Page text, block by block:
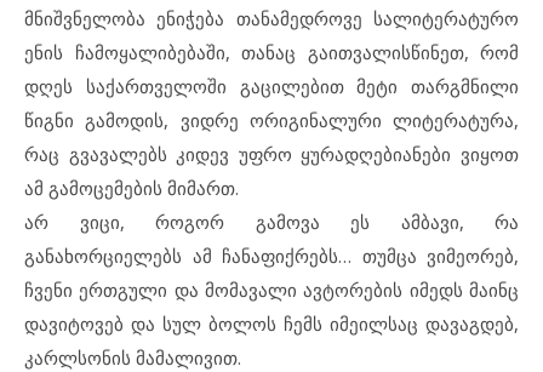
მნიშვნელობა ენიჭება თანამედროვე სალიტერატურო
ენის ჩამოყალიბებაში, თანაც გაითვალისწინეთ, რომ
დღეს საქართველოში გაცილებით მეტი თარგმნილი
წიგნი გამოდის, ვიდრე ორიგინალური ლიტერატურა,
რაც გვავალებს კიდევ უფრო ყურადღებიანები ვიყოთ
ამ გამოცემების მიმართ.
არ ვიცი, როგორ გამოვა ეს ამბავი, რა
განახორციელებს ამ ჩანაფიქრებს… თუმცა ვიმეორებ,
ჩვენი ერთგული და მომავალი ავტორების იმედს მაინც
დავიტოვებ და სულ ბოლოს ჩემს იმეილსაც დავაგდებ,
კარლსონის მამალივით.